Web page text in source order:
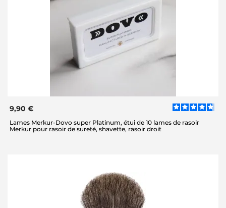
9,90 €
Lames Merkur-Dovo super Platinum, étui de 10 lames de rasoir
Merkur pour rasoir de sureté, shavette, rasoir droit